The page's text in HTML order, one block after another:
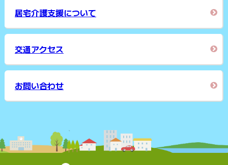
居宅介護支援について
交通アクセス
お問い合わせ